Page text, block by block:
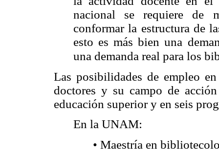
nacional se requiere de
conformar la estructura de
esto es más bien una
una demanda real para los
Las posibilidades de empleo
doctores y su campo de
educación superior y en seis
En la UNAM:
• Maestría en